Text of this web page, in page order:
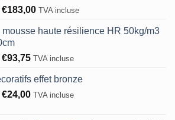
€183,00Plage
prix :
à
TVA incluse
mousse haute résilience HR 50kg/m3
€93,75Plage
prix :
€5,30
TVA incluse
effet bronze
€24,00Plage
TVA incluse